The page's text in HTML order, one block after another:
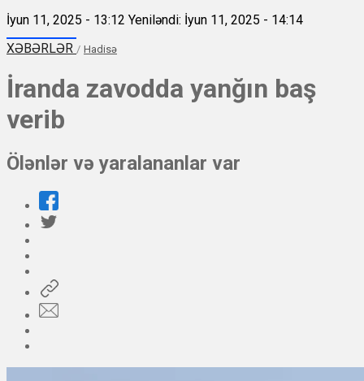
İyun 11, 2025 - 13:12 Yeniləndi: İyun 11, 2025 - 14:14
XƏBƏRLƏR / Hadisə
İranda zavodda yanğın baş
verib
Ölənlər və yaralananlar var